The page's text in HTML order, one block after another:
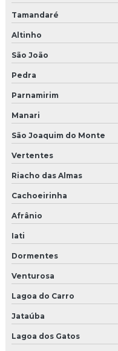
Tamandaré
Altinho
São João
Pedra
Parnamirim
Manari
São Joaquim do Monte
Vertentes
Riacho das Almas
Cachoeirinha
Afrânio
Iati
Dormentes
Venturosa
Lagoa do Carro
Jataúba
Lagoa dos Gatos